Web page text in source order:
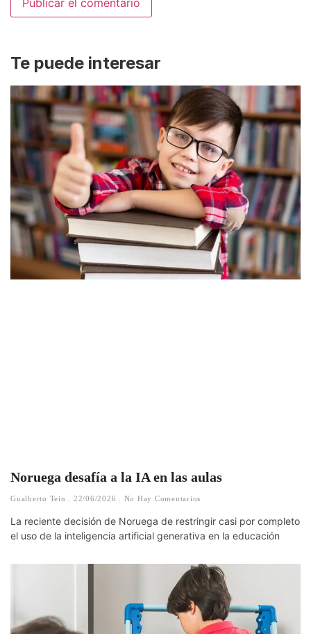
Te puede interesar
Noruega desafía a la IA en las aulas
Gualberto Tein 22/06/2026 No Hay Comentarios
La reciente decisión de Noruega de restringir casi por completo
el uso de la inteligencia artificial generativa en la educación